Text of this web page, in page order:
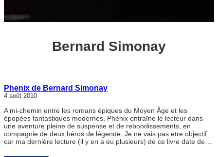
Bernard Simonay
Phenix de Bernard Simonay
4 août 2010
A mi-chemin entre les romans épiques du Moyen Âge et les
épopées fantastiques modernes, Phénix entraîne le lecteur dans
une aventure pleine de suspense et de rebondissements, en
compagnie de deux héros de légende. Je ne vais pas etre objectif
car ma dernière lecture (il y en a eu plusieurs) de ce livre date de…